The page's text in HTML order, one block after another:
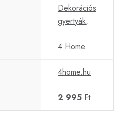
Dekorációs
gyertyák,
4 Home
4home.hu
2 995 Ft